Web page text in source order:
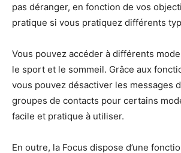
pas déranger, en fonction de vos
pratique si vous pratiquez différents
Vous pouvez accéder à différents
le sport et le sommeil. Grâce aux
vous pouvez désactiver les messages
groupes de contacts pour certains
facile et pratique à utiliser.
En outre, la Focus dispose d’une